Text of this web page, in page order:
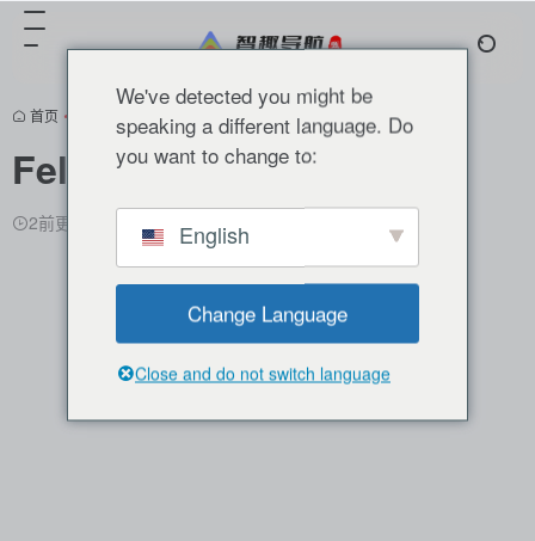
首页 • AI助手 正文
Felo AI
2前更新 0
We've detected you might be
speaking a different language. Do
you want to change to:
English
Change Language
Close and do not switch language